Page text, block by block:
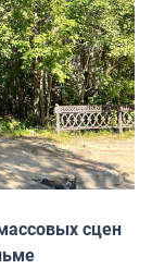
сцен